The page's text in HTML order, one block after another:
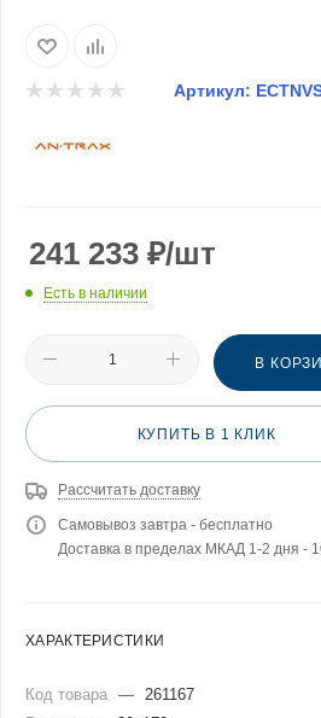
Артикул:
241 233 ₽/шт
Есть в наличии
В
КУПИТЬ В 1 КЛИК
Рассчитать доставку
Самовывоз завтра - бесплатно
Доставка в пределах МКАД 1-2 дня -
ХАРАКТЕРИСТИКИ
Код товара —
261167